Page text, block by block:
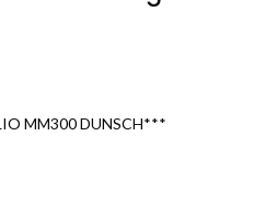
MM300 DUNSCH***